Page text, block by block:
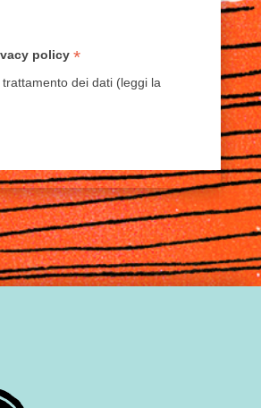
policy *
dei dati (leggi la